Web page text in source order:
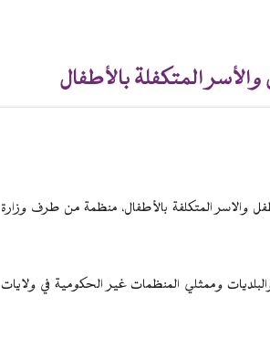
المتكفلة بالأطفال
والاسر المتكلفة بالأطفال، منظمة من طرف وزارة
وممثلي المنظمات غير الحكومية في ولايات